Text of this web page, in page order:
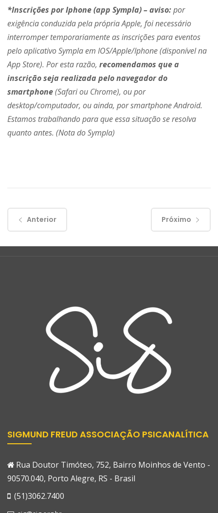
*Inscrições por Iphone (app Sympla) – aviso:por
exigência conduzida pela própria Apple, foi necessário
interromper temporariamente as inscrições para eventos
pelo aplicativo Sympla em IOS/Apple/Iphone (disponível na
App Store). Por esta razão, recomendamos que a
inscrição seja realizada pelo navegador do
smartphone(Safari ou Chrome), ou por
desktop/computador, ou ainda, por smartphone Android.
Estamos trabalhando para que essa situação se resolva
quanto antes. (Nota do Sympla)
Anterior Próximo
SIGMUND FREUD ASSOCIAÇÃO PSICANALÍTICA
Rua Doutor Timóteo, 752, Bairro Moinhos de Vento -
90570.040, Porto Alegre, RS - Brasil
(51)3062.7400